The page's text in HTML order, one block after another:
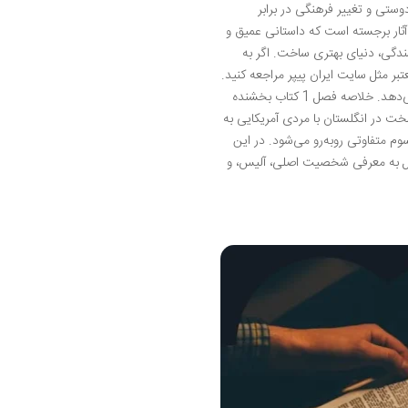
دوستی و تغییر فرهنگی در برابر
برجسته است که داستانی عمیق و
دنیای بهتری ساخت. اگر به
مثل سایت ایران پیپر مراجعه کنید.
همچنین، سایت دانلود کتاب خارجی ایران پیپر مجموعه گسترده‌ای از کتاب‌های خارجی را در اختیار شما قرار می‌دهد. خلاصه فصل 1 کتاب بخشنده
در انگلستان با مردی آمریکایی به
متفاوتی روبه‌رو می‌شود. در این
به معرفی شخصیت اصلی، آلیس، و